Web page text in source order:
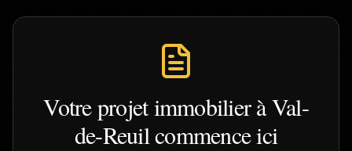
Votre projet immobilier àVal-
de-Reuilcommence ici